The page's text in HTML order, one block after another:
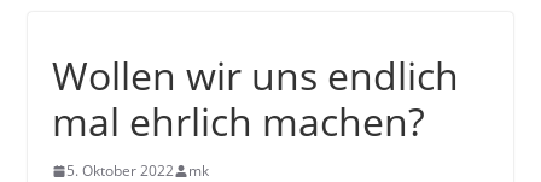
Wollen wir uns endlich
mal ehrlich machen?
5. Oktober 2022 mk